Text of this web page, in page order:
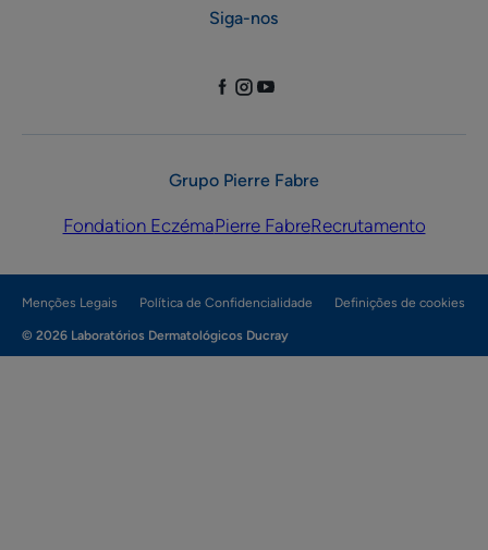
Siga-nos
Grupo Pierre Fabre
Fondation EczémaPierre FabreRecrutamento
Menções Legais Política de Confidencialidade Definições de cookies
© 2026 Laboratórios Dermatológicos Ducray